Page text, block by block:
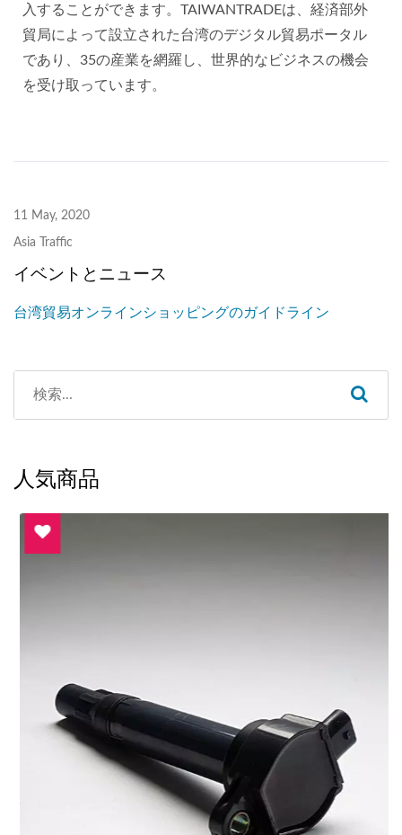
入することができます。TAIWANTRADEは、経済部外
貿局によって設立された台湾のデジタル貿易ポータル
であり、35の産業を網羅し、世界的なビジネスの機会
を受け取っています。
11 May, 2020
Asia Traffic
イベントとニュース
台湾貿易オンラインショッピングのガイドライン
人気商品